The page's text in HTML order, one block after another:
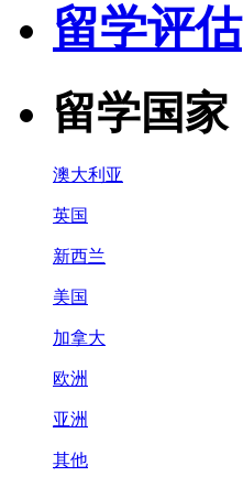
留学评估
留学国家
澳大利亚
英国
新西兰
美国
加拿大
欧洲
亚洲
其他